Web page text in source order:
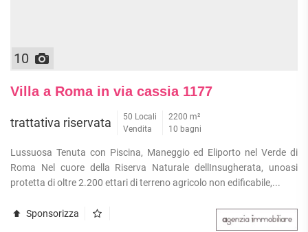
10
Villa a Roma in via cassia 1177
trattativa riservata
50 Locali
Vendita
2200 m²
10 bagni
Lussuosa Tenuta con Piscina, Maneggio ed Eliporto nel Verde di
Roma Nel cuore della Riserva Naturale dellInsugherata, unoasi
protetta di oltre 2.200 ettari di terreno agricolo non edificabile,...
Sponsorizza